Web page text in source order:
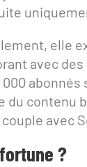
elle
avec
000
du contenu
avec
?